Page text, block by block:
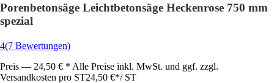
Porenbetonsäge Leichtbetonsäge Heckenrose 750 mm
spezial
4(7 Bewertungen)
Preis — 24,50 € * Alle Preise inkl. MwSt. und ggf. zzgl.
Versandkosten pro ST24,50 €*/ ST